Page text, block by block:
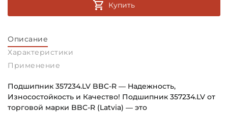
Купить
Описание
Характеристики
Применение
Подшипник 357234.LV BBC-R — Надежность,
Износостойкость и Качество! Подшипник 357234.LV от
торговой марки BBC-R (Latvia) — это